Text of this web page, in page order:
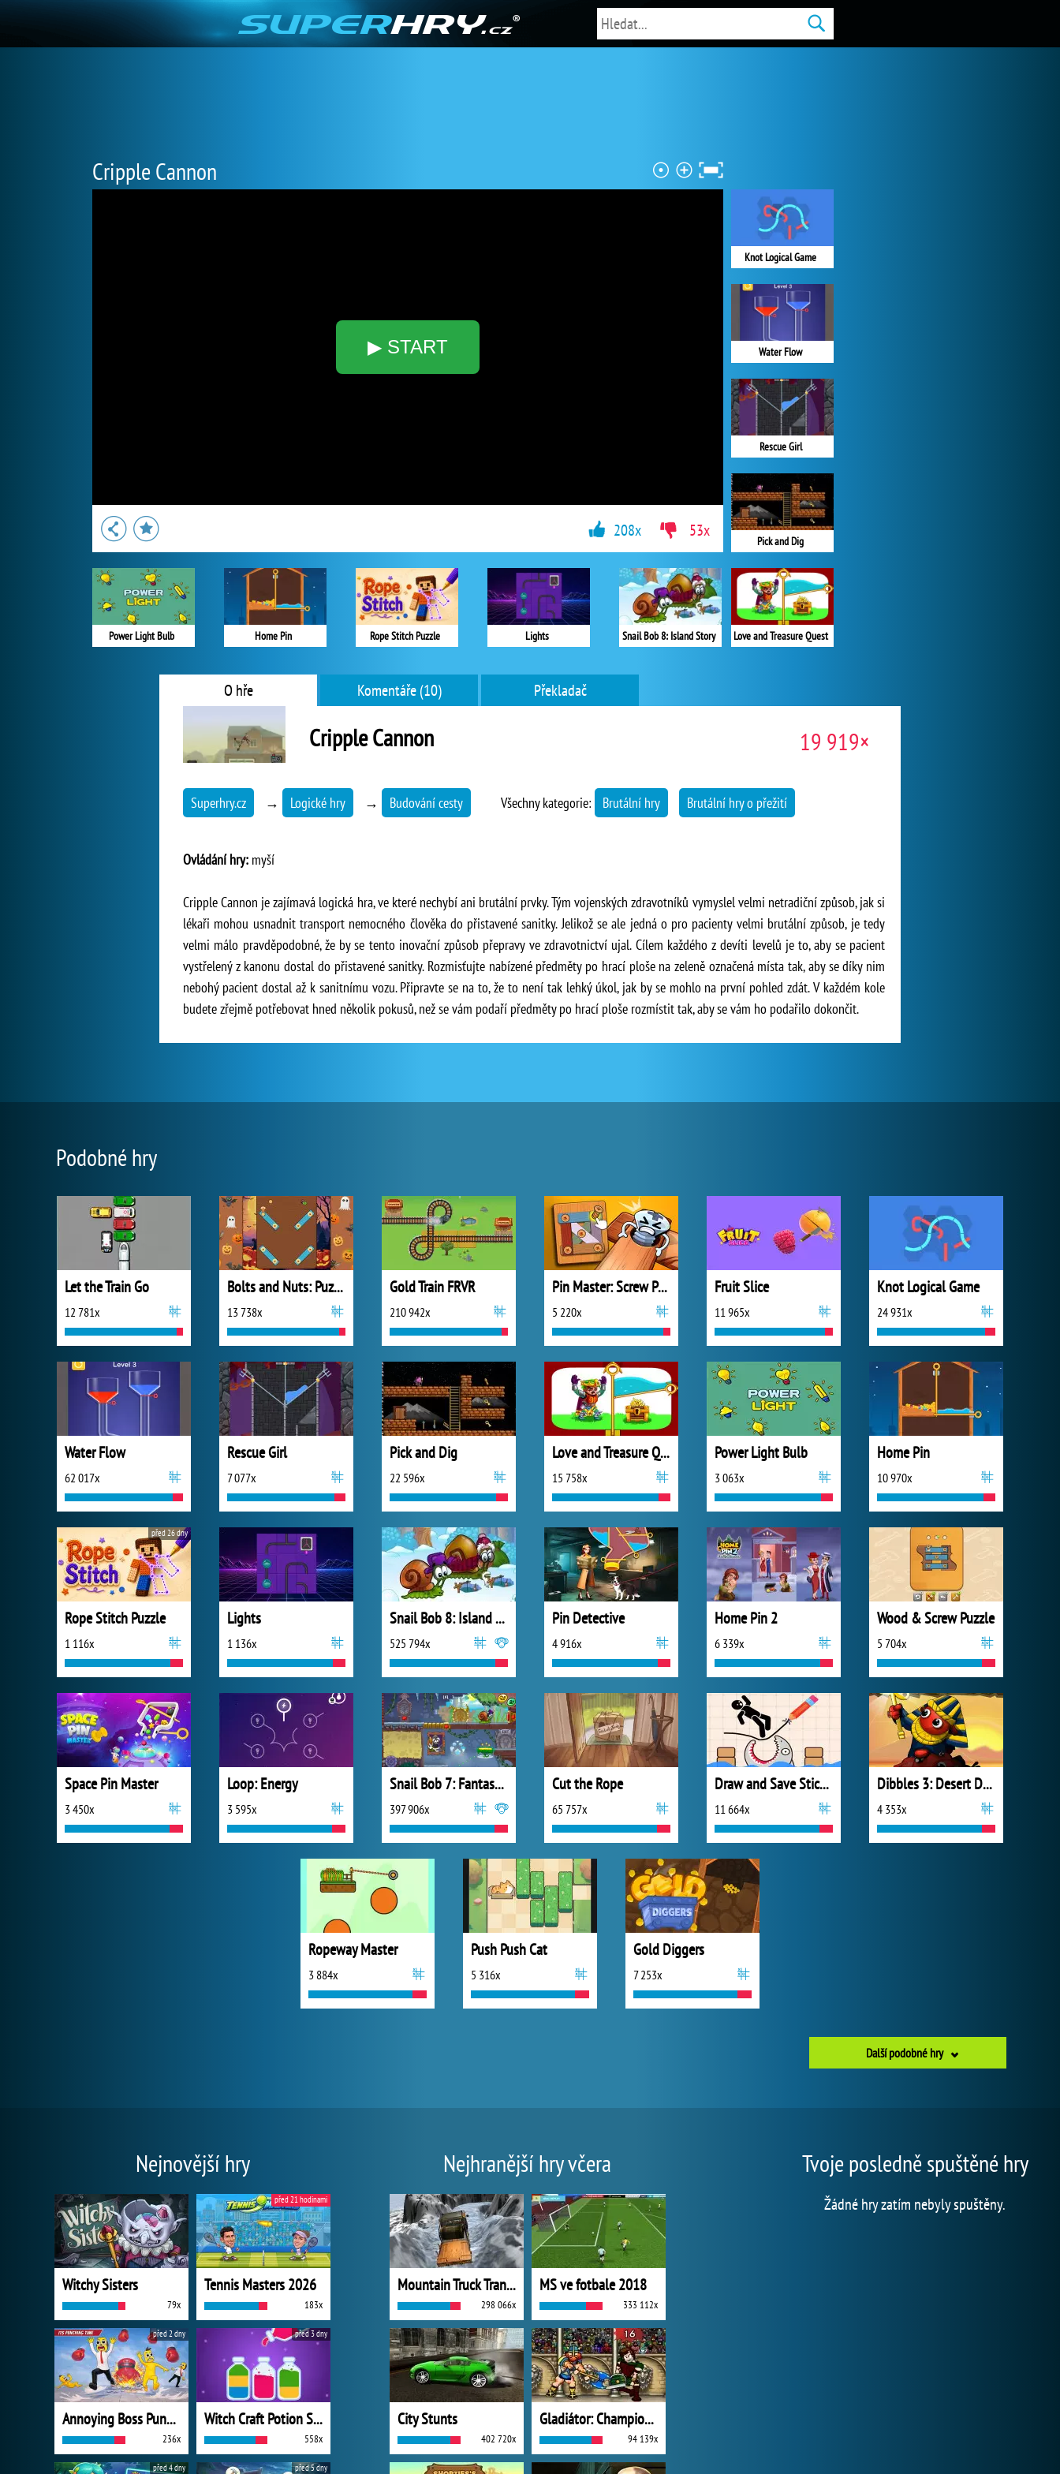
Cripple Cannon
▶ START
Knot Logical Game
Water Flow
Rescue Girl
Pick and Dig
Love and Treasure Quest
Power Light Bulb Home Pin Rope Stitch Puzzle Lights Snail Bob 8: Island Story
208x 53x
O hře Komentáře (10) Překladač
Cripple Cannon 19 919×
Superhry.cz → Logické hry → Budování cesty Všechny kategorie: Brutální hry Brutální hry o přežití
Ovládání hry: myší
Cripple Cannon je zajímavá logická hra, ve které nechybí ani brutální prvky. Tým vojenských zdravotníků vymyslel velmi netradiční způsob, jak si
lékaři mohou usnadnit transport nemocného člověka do přistavené sanitky. Jelikož se ale jedná o pro pacienty velmi brutální způsob, je tedy
velmi málo pravděpodobné, že by se tento inovační způsob přepravy ve zdravotnictví ujal. Cílem každého z devíti levelů je to, aby se pacient
vystřelený z kanonu dostal do přistavené sanitky. Rozmisťujte nabízené předměty po hrací ploše na zeleně označená místa tak, aby se díky nim
nebohý pacient dostal až k sanitnímu vozu. Připravte se na to, že to není tak lehký úkol, jak by se mohlo na první pohled zdát. V každém kole
budete zřejmě potřebovat hned několik pokusů, než se vám podaří předměty po hrací ploše rozmístit tak, aby se vám ho podařilo dokončit.
Podobné hry
Let the Train Go
12 781x
Bolts and Nuts: Puzzle
13 738x
Gold Train FRVR
210 942x
Pin Master: Screw Puzzle Quest
5 220x
Fruit Slice
11 965x
Knot Logical Game
24 931x
Water Flow
62 017x
Rescue Girl
7 077x
Pick and Dig
22 596x
Love and Treasure Quest
15 758x
Power Light Bulb
3 063x
Home Pin
10 970x
Rope Stitch Puzzle
1 116x
před 26 dny
Lights
1 136x
Snail Bob 8: Island Story
525 794x
Pin Detective
4 916x
Home Pin 2
6 339x
Wood & Screw Puzzle
5 704x
Space Pin Master
3 450x
Loop: Energy
3 595x
Snail Bob 7: Fantasy Story
397 906x
Cut the Rope
65 757x
Draw and Save Stickman
11 664x
Dibbles 3: Desert Despair
4 353x
Ropeway Master
3 884x
Push Push Cat
5 316x
Gold Diggers
7 253x
Další podobné hry
Nejnovější hry
Witchy Sisters
79x
Tennis Masters 2026
183x
před 21 hodinami
Annoying Boss Punch Game
236x
před 2 dny
Witch Craft Potion Sort
558x
před 3 dny
před 4 dny před 5 dny
Nejhranější hry včera
Mountain Truck Transport
298 066x
MS ve fotbale 2018
333 112x
City Stunts
402 720x
Gladiátor: Champions Sprint
94 139x
Tvoje posledně spuštěné hry
Žádné hry zatím nebyly spuštěny.